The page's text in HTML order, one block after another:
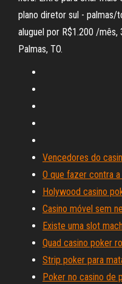
plano diretor sul - palmas/
aluguel por R$1.200 /
Palmas, TO.
Vencedores do
O que fazer contra
Holywood casino
Casino móvel sem
Existe uma slot
Quad casino poker
Strip poker para
Poker no casino de